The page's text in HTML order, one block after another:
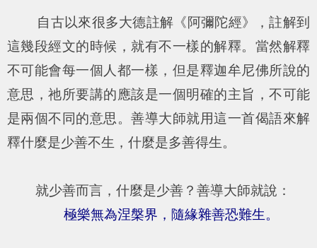
自古以來很多大德註解《阿彌陀經》，註解到
這幾段經文的時候，就有不一樣的解釋。當然解釋
不可能會每一個人都一樣，但是釋迦牟尼佛所說的
意思，祂所要講的應該是一個明確的主旨，不可能
是兩個不同的意思。善導大師就用這一首偈語來解
釋什麼是少善不生，什麼是多善得生。
就少善而言，什麼是少善？善導大師就說：
極樂無為涅槃界，隨緣雜善恐難生。